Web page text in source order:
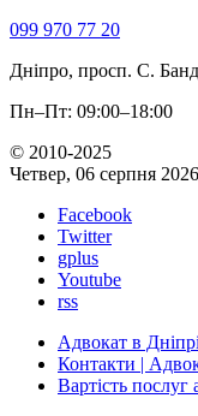
099 970 77 20
Дніпро, просп. С.
Пн–Пт: 09:00–18:00
© 2010-2025
Четвер, 06 серпня 2026
Facebook
Twitter
gplus
Youtube
rss
Адвокат в
Контакти |
Вартість послуг